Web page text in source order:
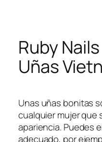
Ruby
Uñas
Unas uñas bonitas
cualquier mujer que
apariencia. Puedes
adecuado, por